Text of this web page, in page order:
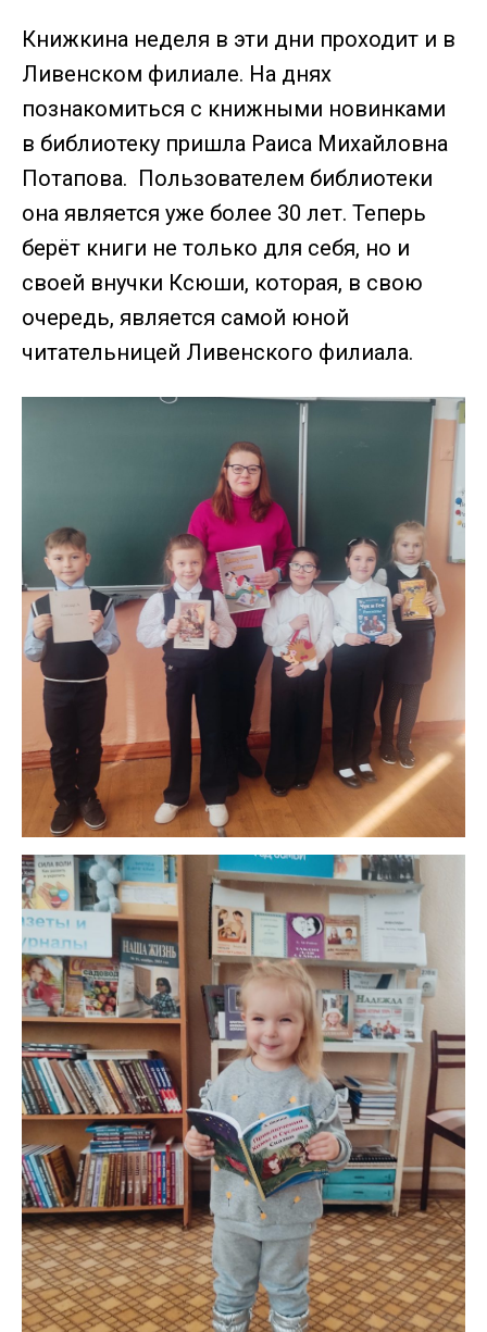
Книжкина неделя в эти дни проходит и в
Ливенском филиале. На днях
познакомиться с книжными новинками
в библиотеку пришла Раиса Михайловна
Потапова. Пользователем библиотеки
она является уже более 30 лет. Теперь
берёт книги не только для себя, но и
своей внучки Ксюши, которая, в свою
очередь, является самой юной
читательницей Ливенского филиала.